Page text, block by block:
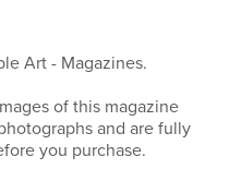
Art - Magazines.
of this magazine
and are fully
you purchase.